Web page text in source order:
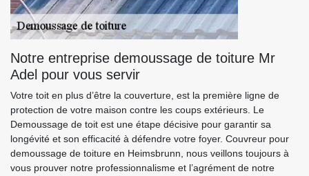
Notre entreprise demoussage de toiture Mr
Adel pour vous servir
Votre toit en plus d’être la couverture, est la première ligne de
protection de votre maison contre les coups extérieurs. Le
Demoussage de toit est une étape décisive pour garantir sa
longévité et son efficacité à défendre votre foyer. Couvreur pour
demoussage de toiture en Heimsbrunn, nous veillons toujours à
vous prouver notre professionnalisme et l’agrément de notre